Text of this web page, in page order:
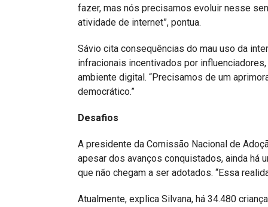
fazer, mas nós precisamos evoluir nesse
atividade de internet”, pontua.
Sávio cita consequências do mau uso da
infracionais incentivados por
ambiente digital. “Precisamos de um
democrático.”
Desafios
A presidente da Comissão Nacional de
apesar dos avanços conquistados, ainda há
que não chegam a ser adotados. “Essa
Atualmente, explica Silvana, há 34.480